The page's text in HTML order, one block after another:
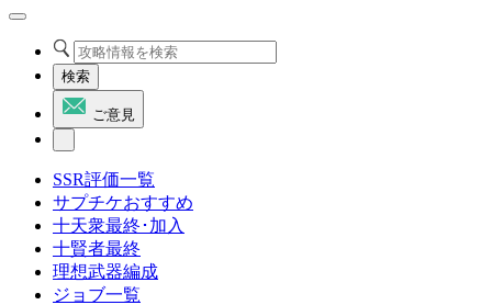
検索
ご意見
SSR評価一覧
サプチケおすすめ
十天衆最終･加入
十賢者最終
理想武器編成
ジョブ一覧